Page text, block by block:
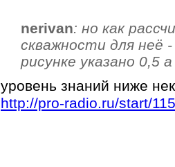
nerivan: но как
скважности для неё
рисунке указано 0,5
уровень знаний ниже
http://pro-radio.ru/start/